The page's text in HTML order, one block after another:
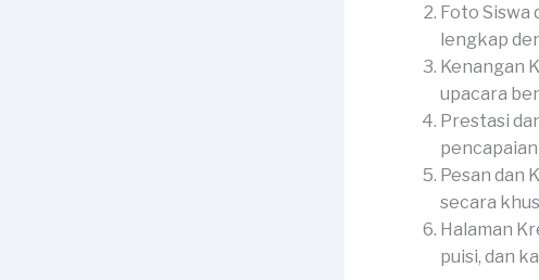
Foto Siswa
lengkap
Kenangan
upacara
Prestasi
Pesan dan
secara
Halaman
puisi, dan